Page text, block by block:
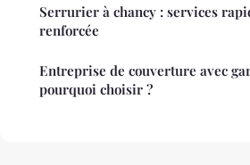
Serrurier à chancy : services
renforcée
Entreprise de couverture avec
pourquoi choisir ?